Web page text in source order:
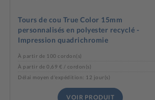
Tours de cou True Color 15mm
personnalisés en polyester recyclé -
Impression quadrichromie
À partir de 100 cordon(s)
À partir de 0,69 € / cordon(s)
Délai moyen d'expédition: 12 jour(s)
VOIR PRODUIT